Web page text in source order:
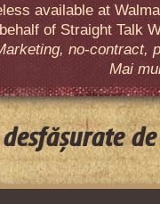
available at
of Straight Talk
no-contract,
Mai